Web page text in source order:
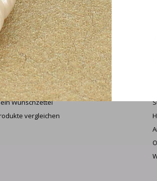
Konto
anlegen
Bestellungen
beantragen
Wunschzettel
vergleichen